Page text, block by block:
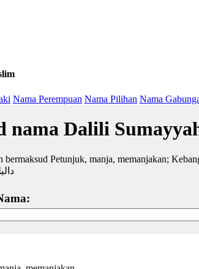
Nama Perempuan Nama Pilihan Nama
nama Dalili
Petunjuk, manja, memanjakan;